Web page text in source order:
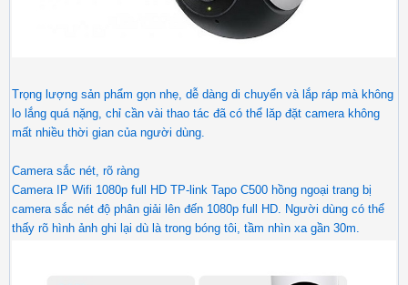
Trọng lượng sản phẩm gọn nhẹ, dễ dàng di chuyển và lắp ráp mà không
lo lắng quá nặng, chỉ cần vài thao tác đã có thể lăp đặt camera không
mất nhiều thời gian của người dùng.
Camera sắc nét, rõ ràng
Camera IP Wifi 1080p full HD TP-link Tapo C500 hồng ngoại trang bị
camera sắc nét độ phân giải lên đến 1080p full HD. Người dùng có thể
thấy rõ hình ảnh ghi lại dù là trong bóng tôi, tầm nhìn xa gần 30m.